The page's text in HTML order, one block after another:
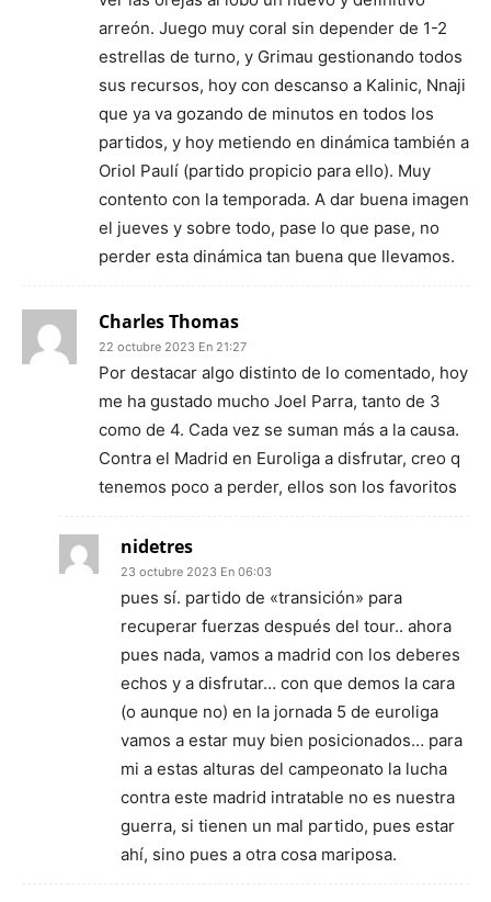
arreón. Juego muy coral sin depender de 1-2
estrellas de turno, y Grimau gestionando todos
sus recursos, hoy con descanso a Kalinic, Nnaji
que ya va gozando de minutos en todos los
partidos, y hoy metiendo en dinámica también a
Oriol Paulí (partido propicio para ello). Muy
contento con la temporada. A dar buena imagen
el jueves y sobre todo, pase lo que pase, no
perder esta dinámica tan buena que llevamos.
Charles Thomas
22 octubre 2023 En 21:27
Por destacar algo distinto de lo comentado, hoy
me ha gustado mucho Joel Parra, tanto de 3
como de 4. Cada vez se suman más a la causa.
Contra el Madrid en Euroliga a disfrutar, creo q
tenemos poco a perder, ellos son los favoritos
nidetres
23 octubre 2023 En 06:03
pues sí. partido de «transición» para
recuperar fuerzas después del tour.. ahora
pues nada, vamos a madrid con los deberes
echos y a disfrutar… con que demos la cara
(o aunque no) en la jornada 5 de euroliga
vamos a estar muy bien posicionados… para
mi a estas alturas del campeonato la lucha
contra este madrid intratable no es nuestra
guerra, si tienen un mal partido, pues estar
ahí, sino pues a otra cosa mariposa.